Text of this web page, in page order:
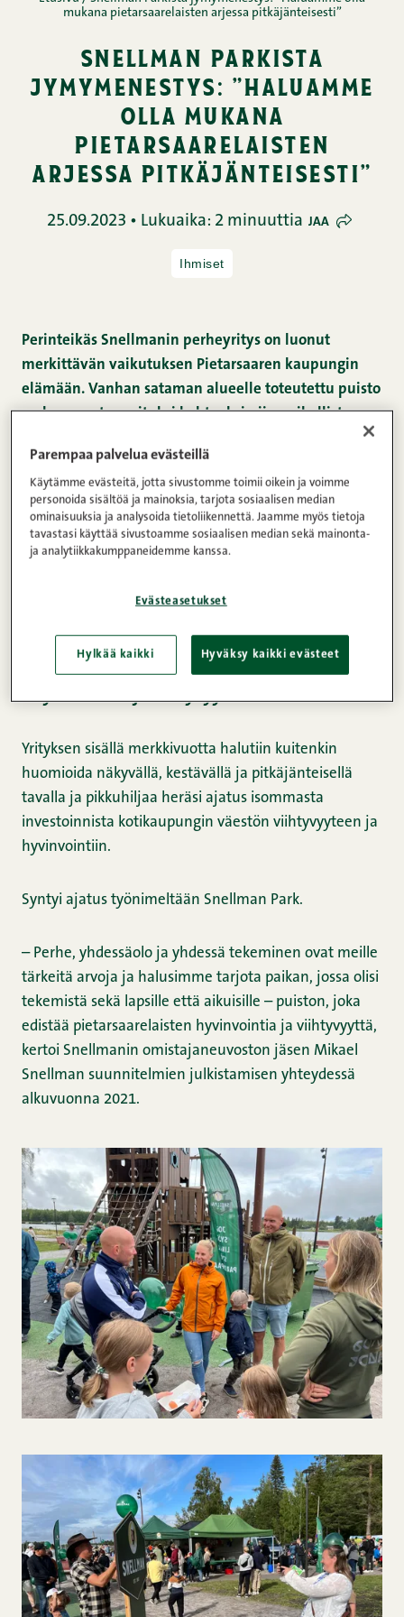
mukana pietarsaarelaisten arjessa pitkäjänteisesti”
snellman parkista
jymymenestys: ”haluamme
olla mukana
pietarsaarelaisten
arjessa pitkäjänteisesti”
25.09.2023 • Lukuaika: 2 minuuttia JAA
Ihmiset
Perinteikäs Snellmanin perheyritys on luonut
merkittävän vaikutuksen Pietarsaaren kaupungin
elämään. Vanhan sataman alueelle toteutettu puisto
on kasvanut suosituksi kohteeksi niin paikallisten
kuin matkailijoidenkin keskuudessa, ja sen merkitys
kaupungin arjessa korostuu monipuolisilla
aktiviteeteilla ja perhejuhlilla.
Snellmanin perheyrityksen täyttäessä 70 vuotta oli
mahdotonta.
”Hyvinvointia ja viihtyvyyttä”
Yrityksen sisällä merkkivuotta halutiin kuitenkin
huomioida näkyvällä, kestävällä ja pitkäjänteisellä
tavalla ja pikkuhiljaa heräsi ajatus isommasta
investoinnista kotikaupungin väestön viihtyvyyteen ja
hyvinvointiin.
Syntyi ajatus työnimeltään Snellman Park.
– Perhe, yhdessäolo ja yhdessä tekeminen ovat meille
tärkeitä arvoja ja halusimme tarjota paikan, jossa olisi
tekemistä sekä lapsille että aikuisille – puiston, joka
edistää pietarsaarelaisten hyvinvointia ja viihtyvyyttä,
kertoi Snellmanin omistajaneuvoston jäsen Mikael
Snellman suunnitelmien julkistamisen yhteydessä
alkuvuonna 2021.
Parempaa palvelua evästeillä
Käytämme evästeitä, jotta sivustomme toimii oikein ja voimme
personoida sisältöä ja mainoksia, tarjota sosiaalisen median
ominaisuuksia ja analysoida tietoliikennettä. Jaamme myös tietoja
tavastasi käyttää sivustoamme sosiaalisen median sekä mainonta-
ja analytiikkakumppaneidemme kanssa.
Evästeasetukset
Hylkää kaikki Hyväksy kaikki evästeet